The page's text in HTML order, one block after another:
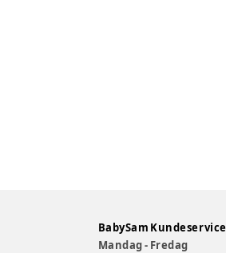
BabySam Kundeservice
Mandag - Fredag